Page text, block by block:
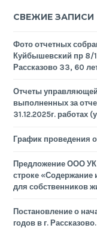
СВЕЖИЕ ЗАПИСИ
Фото отчетных
Куйбышевский пр 8/
Рассказово 33, 60
Отчеты
выполненных за
31.12.2025г. работах
График проведения
Предложение ООО УК
строке «Содержание
для собственников
Постановление о
годов в г. Рассказово.